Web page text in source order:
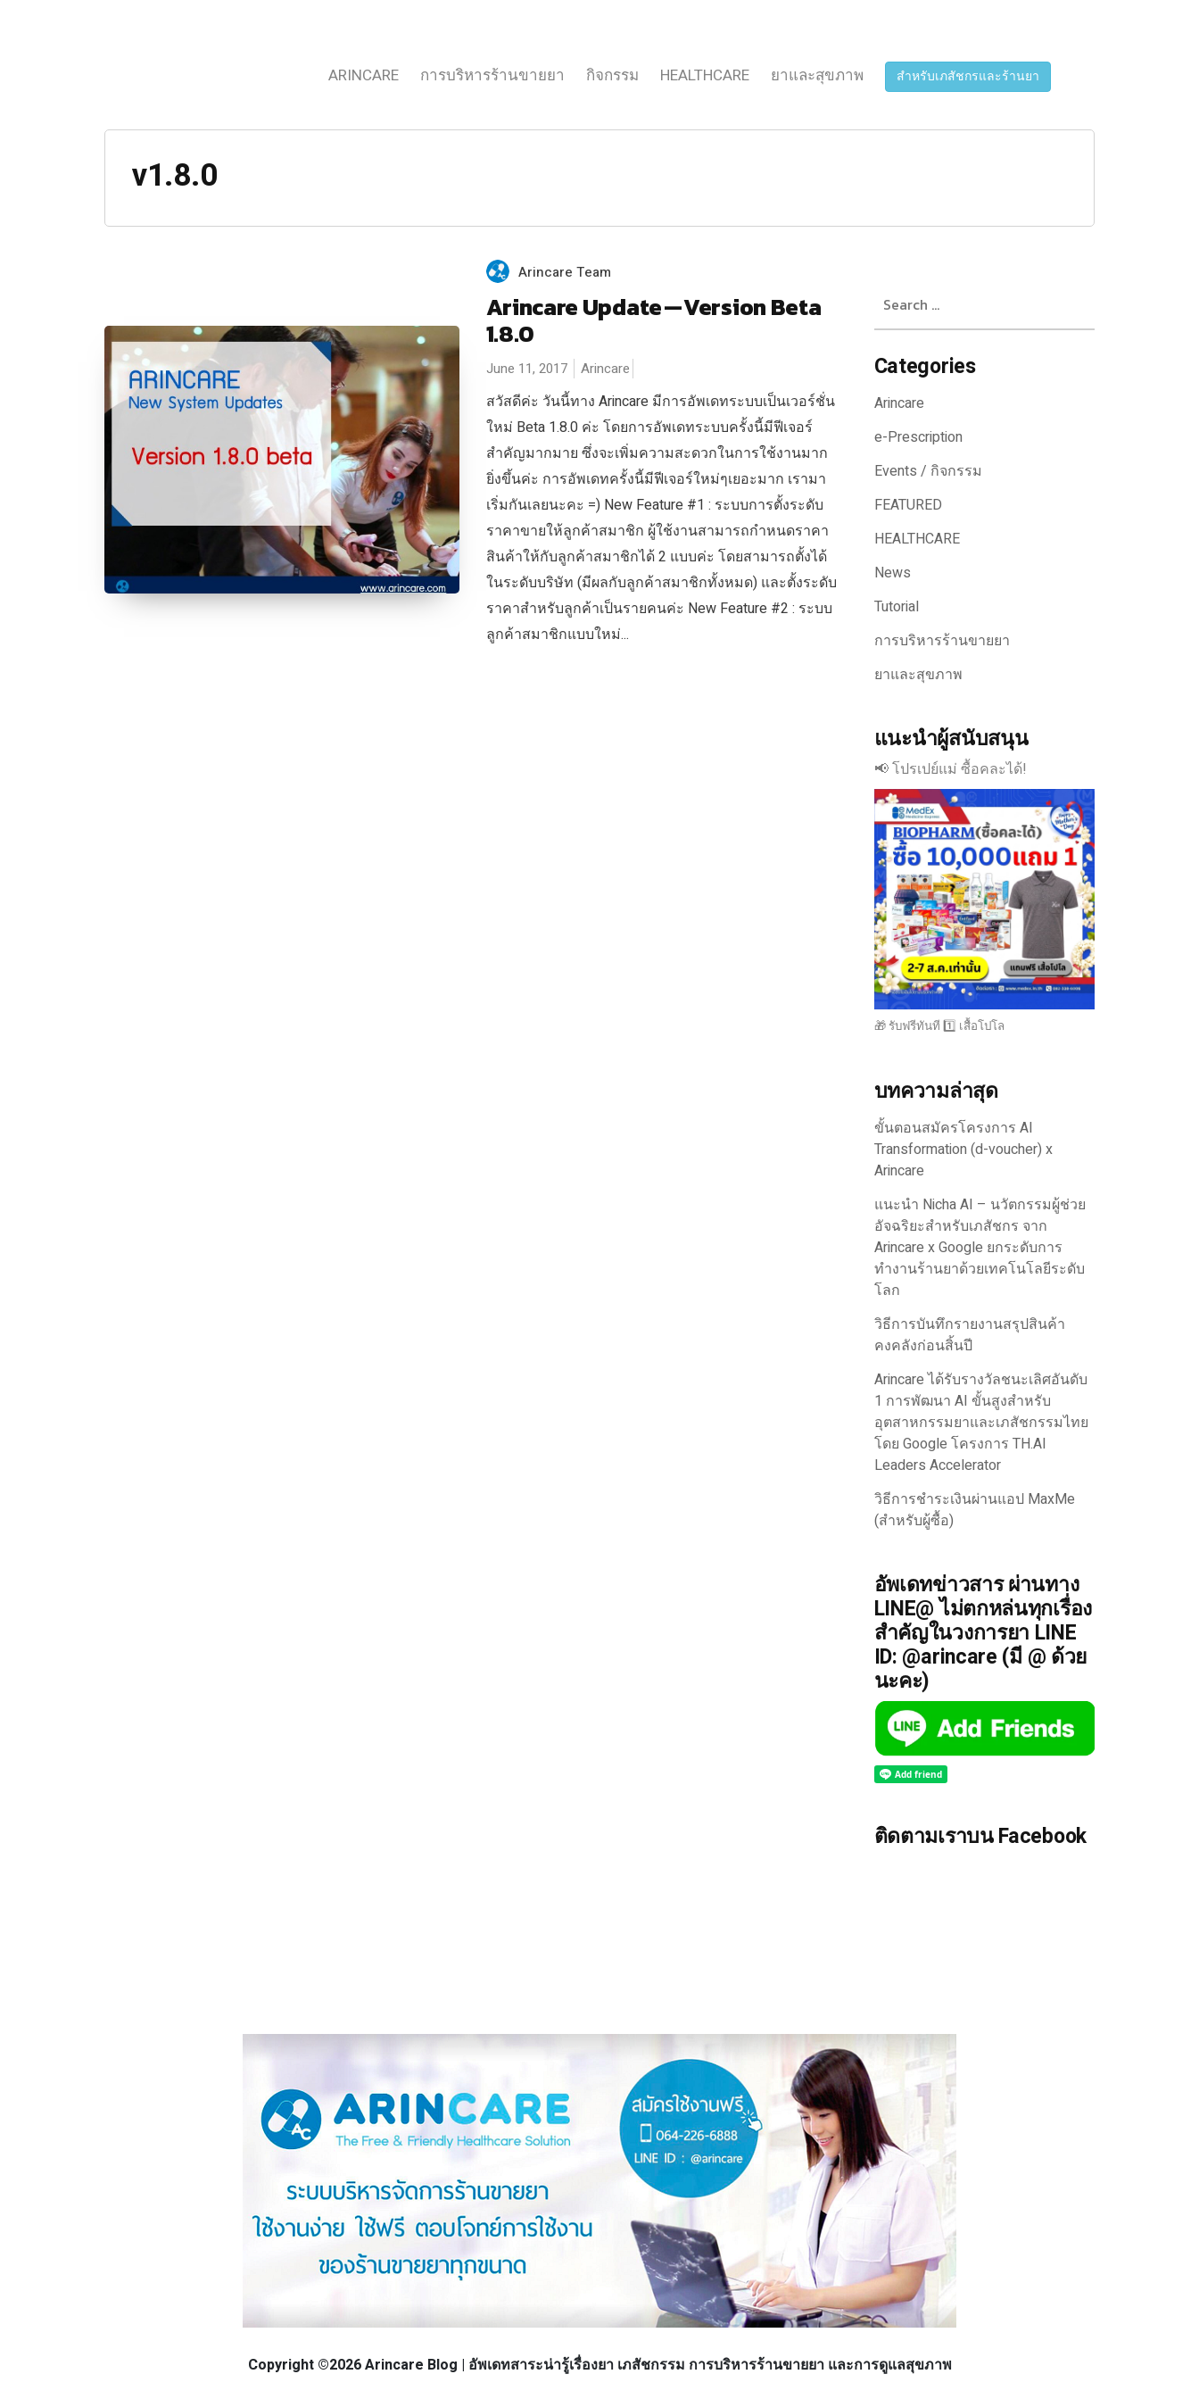
ARINCARE การบริหารร้านขายยา กิจกรรม HEALTHCARE ยาและสุขภาพ สำหรับเภสัชกรและร้านยา
v1.8.0
Arincare Team
Arincare Update — Version Beta
1.8.0
June 11, 2017 Arincare
สวัสดีค่ะ วันนี้ทาง Arincare มีการอัพเดทระบบเป็นเวอร์ชั่น
ใหม่ Beta 1.8.0 ค่ะ โดยการอัพเดทระบบครั้งนี้มีฟีเจอร์
สำคัญมากมาย ซึ่งจะเพิ่มความสะดวกในการใช้งานมาก
ยิ่งขึ้นค่ะ การอัพเดทครั้งนี้มีฟีเจอร์ใหม่ๆเยอะมาก เรามา
เริ่มกันเลยนะคะ =) New Feature #1 : ระบบการตั้งระดับ
ราคาขายให้ลูกค้าสมาชิก ผู้ใช้งานสามารถกำหนดราคา
สินค้าให้กับลูกค้าสมาชิกได้ 2 แบบค่ะ โดยสามารถตั้งได้
ในระดับบริษัท (มีผลกับลูกค้าสมาชิกทั้งหมด) และตั้งระดับ
ราคาสำหรับลูกค้าเป็นรายคนค่ะ New Feature #2 : ระบบ
ลูกค้าสมาชิกแบบใหม่...
for:
Categories
Arincare
e-Prescription
Events / กิจกรรม
FEATURED
HEALTHCARE
News
Tutorial
การบริหารร้านขายยา
ยาและสุขภาพ
แนะนำผู้สนับสนุน
📢 โปรเปย์แม่ ซื้อคละได้!
🎁 รับฟรีทันที 1️⃣ เสื้อโปโล
บทความล่าสุด
ขั้นตอนสมัครโครงการ AI
Transformation (d-voucher) x
Arincare
แนะนำ Nicha AI – นวัตกรรมผู้ช่วย
อัจฉริยะสำหรับเภสัชกร จาก
Arincare x Google ยกระดับการ
ทำงานร้านยาด้วยเทคโนโลยีระดับ
โลก
วิธีการบันทึกรายงานสรุปสินค้า
คงคลังก่อนสิ้นปี
Arincare ได้รับรางวัลชนะเลิศอันดับ
1 การพัฒนา AI ขั้นสูงสำหรับ
อุตสาหกรรมยาและเภสัชกรรมไทย
โดย Google โครงการ TH.AI
Leaders Accelerator
วิธีการชำระเงินผ่านแอป MaxMe
(สำหรับผู้ซื้อ)
อัพเดทข่าวสาร ผ่านทาง
LINE@ ไม่ตกหล่นทุกเรื่อง
สำคัญในวงการยา LINE
ID: @arincare (มี @ ด้วย
นะคะ)
ติดตามเราบน Facebook
Copyright ©2026 Arincare Blog | อัพเดทสาระน่ารู้เรื่องยา เภสัชกรรม การบริหารร้านขายยา และการดูแลสุขภาพ